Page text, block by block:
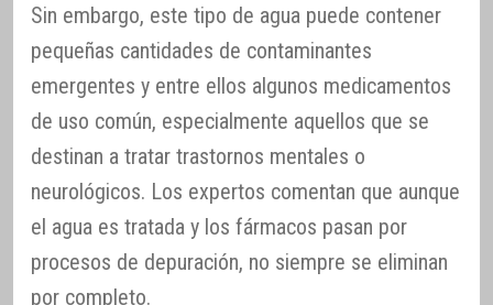
Sin embargo, este tipo de agua puede contener
pequeñas cantidades de contaminantes
emergentes y entre ellos algunos medicamentos
de uso común, especialmente aquellos que se
destinan a tratar trastornos mentales o
neurológicos. Los expertos comentan que aunque
el agua es tratada y los fármacos pasan por
procesos de depuración, no siempre se eliminan
por completo.